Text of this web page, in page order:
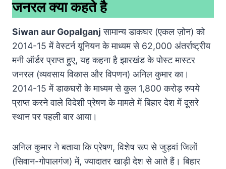
जनरल क्या कहते है
Siwan aur Gopalganj सामान्य डाकघर (एकल ज़ोन) को
2014-15 में वेस्टर्न यूनियन के माध्यम से 62,000 अंतर्राष्ट्रीय
मनी ऑर्डर प्राप्त हुए, यह कहना है झारखंड के पोस्ट मास्टर
जनरल (व्यवसाय विकास और विपणन) अनिल कुमार का।
2014-15 में डाकघरों के माध्यम से कुल 1,800 करोड़ रुपये
प्राप्त करने वाले विदेशी प्रेषण के मामले में बिहार देश में दूसरे
स्थान पर पहली बार आया।
अनिल कुमार ने बताया कि प्रेषण, विशेष रूप से जुड़वां जिलों
(सिवान-गोपालगंज) में, ज्यादातर खाड़ी देश से आते हैं। बिहार